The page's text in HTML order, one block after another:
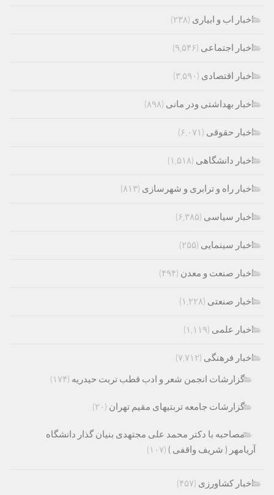
اخبار اب و ابیاری (۲۳۸)
اخبار اجتماعی (۹,۵۴۶)
اخبار اقتصادی (۳,۵۹۰)
اخبار بهداشتی ودر مانی (۸۹۸)
اخبار حقوقی (۶,۰۷۱)
اخبار دانشگاهی (۱,۵۱۸)
اخبار راه و ترابری و شهرسازی (۸۱۳)
اخبار سیاسی (۶,۳۸۵)
اخبار سینمایی (۲۵۵)
اخبار صنعت و معدن (۴۹۴)
اخبار صنعتی (۱,۲۲۸)
اخبار علمی (۱,۱۱۹)
اخبار فرهنگی (۷,۷۱۲)
گزارشات انجمن شعر و ادب قطب تربت حیدریه (۱۷۴)
گزارشات جامعه تربتیهای مقیم تهران (۲۰)
مصاحبه با دکتر محمد علی مجتهدی بنیان گذار دانشگاه
آریامهر ( شریف واقفی ) (۱۰۷)
اخبار کشاورزی (۴۵۷)